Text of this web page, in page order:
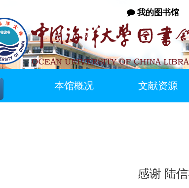
我的图书馆
本馆概况 文献资源
感谢 陆